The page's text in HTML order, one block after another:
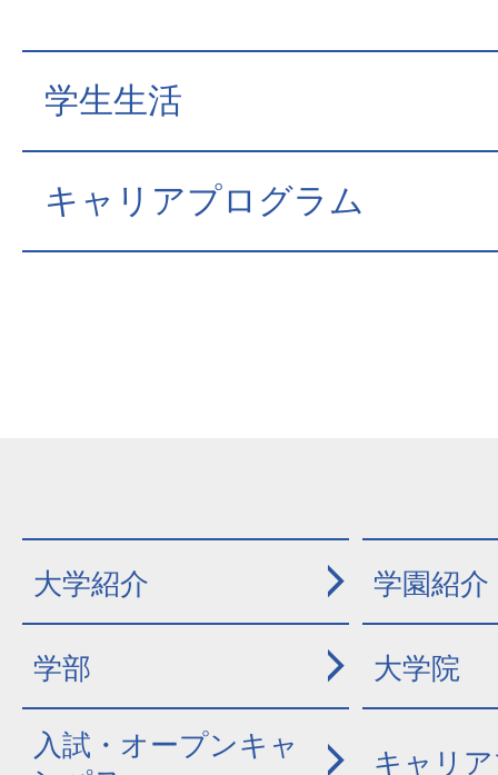
学生生活
キャリアプログラム
大学紹介 学園紹介
学部 大学院
入試・オープンキャ
キャリ